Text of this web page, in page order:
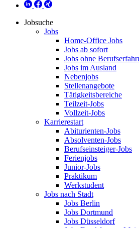
Jobsuche
Jobs
Home-Office Jobs
Jobs ab sofort
Jobs ohne
Jobs im Ausland
Nebenjobs
Stellenangebote
Tätigkeitsbereiche
Teilzeit-Jobs
Vollzeit-Jobs
Karrierestart
Abiturienten-Jobs
Absolventen-Jobs
Berufseinsteiger-Jobs
Ferienjobs
Junior-Jobs
Praktikum
Werkstudent
Jobs nach Stadt
Jobs Berlin
Jobs Dortmund
Jobs Düsseldorf